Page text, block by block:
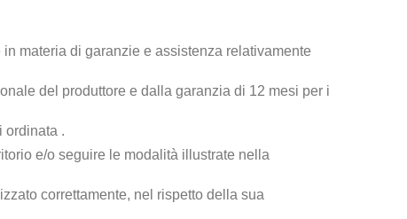
in materia di garanzie e assistenza relativamente
del produttore e dalla garanzia di 12 mesi per i
ordinata .
e/o seguire le modalità illustrate nella
correttamente, nel rispetto della sua